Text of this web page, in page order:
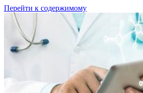
Перейти к содержимому